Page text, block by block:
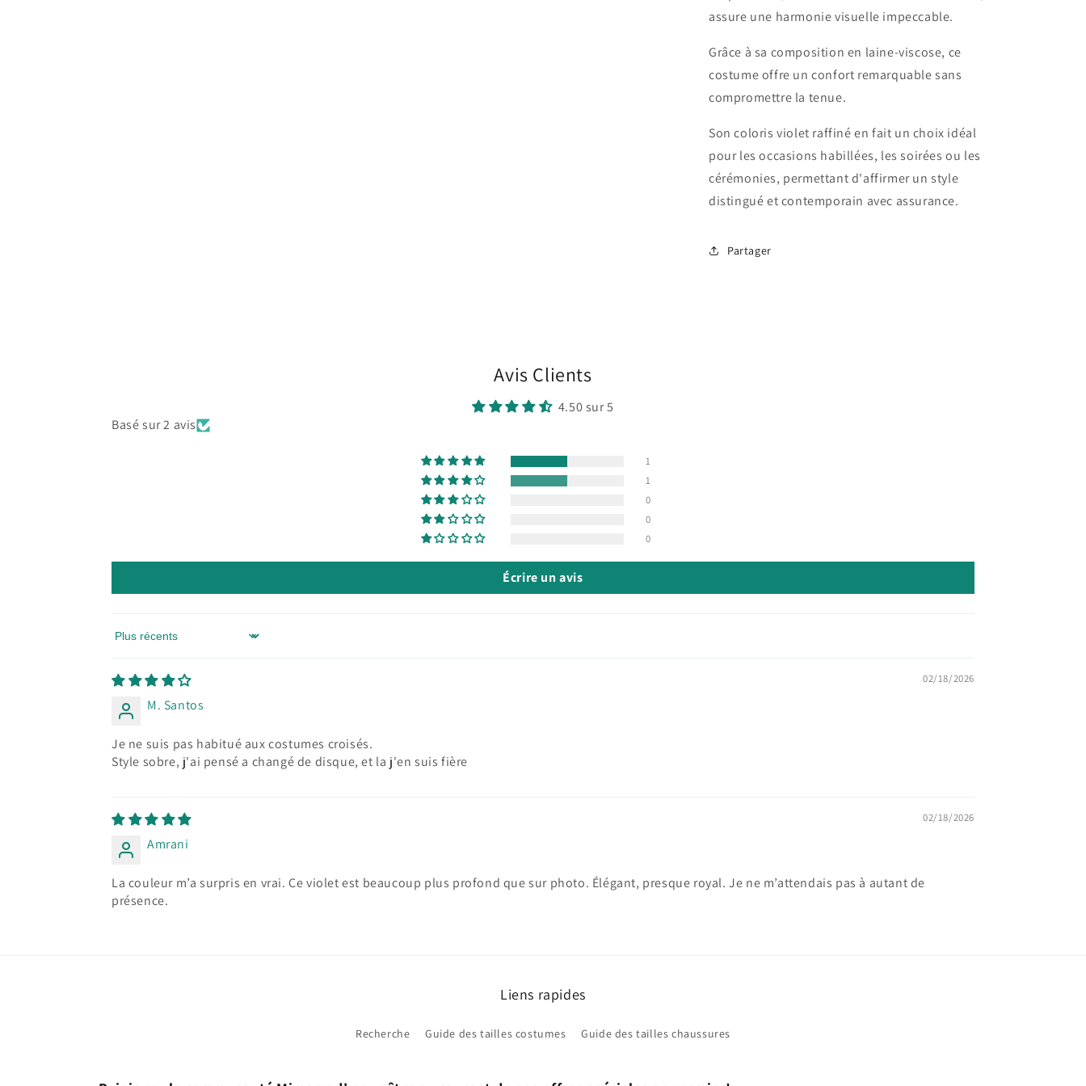
assure une harmonie visuelle impeccable.
Grâce à sa composition en laine-viscose, ce
costume offre un confort remarquable sans
compromettre la tenue.
Son coloris violet raffiné en fait un choix idéal
pour les occasions habillées, les soirées ou les
cérémonies, permettant d'affirmer un style
distingué et contemporain avec assurance.
Partager
Avis Clients
4.50 sur 5
Basé sur 2 avis
1
1
0
0
0
Écrire un avis
Sort by
02/18/2026
M. Santos
Je ne suis pas habitué aux costumes croisés.
Style sobre, j'ai pensé a changé de disque, et la j'en suis fière
02/18/2026
Amrani
La couleur m’a surpris en vrai. Ce violet est beaucoup plus profond que sur photo. Élégant, presque royal. Je ne m’attendais pas à autant de
présence.
Liens rapides
Recherche Guide des tailles costumes Guide des tailles chaussures